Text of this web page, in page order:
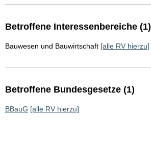
Betroffene Interessenbereiche (1)
Bauwesen und Bauwirtschaft [alle RV hierzu]
Betroffene Bundesgesetze (1)
BBauG [alle RV hierzu]